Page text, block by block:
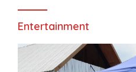
Entertainment